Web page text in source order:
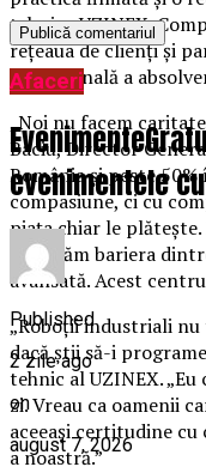
tehnice UZINEX.
rețeaua de clienți și
profesională a
„Noi nu facem
Baciu, Director
România și peste
compasiune, ci cu
piața chiar le
eliminăm bariera
avansată. Acest
„Roboții industriali
dacă știi să-i
tehnic al UZINEX.
zi. Vreau ca oamenii
aceeași certitudine
a noastră.”
Afaceri
evenimentele
Published
2 zile ago
on
august 7, 2026